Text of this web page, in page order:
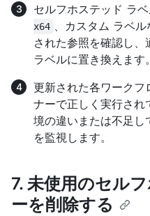
セルフホステッド ラ
x64
、カスタム ラベ
された参照を確認し
ラベルに置き換えます。
更新された各ワークフ
ナーで正しく実行され
境の違いまたは不足し
を監視します。
7. 未使用のセル
ーを削除する